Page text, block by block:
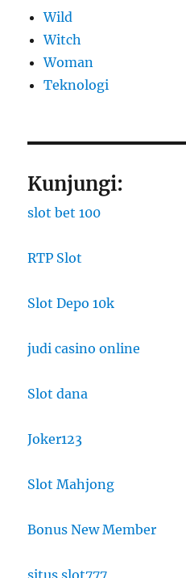
Wild
Witch
Woman
​Teknologi
Kunjungi:
slot bet 100
RTP Slot
Slot Depo 10k
judi casino online
Slot dana
Joker123
Slot Mahjong
Bonus New Member